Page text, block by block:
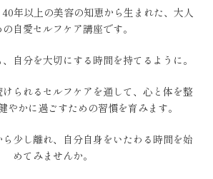
年以上の美容の知恵から生まれた、大人
自愛セルフケア講座です。
自分を大切にする時間を持てるように。
られるセルフケアを通して、心と体を整
やかに過ごすための習慣を育みます。
少し離れ、自分自身をいたわる時間を始
めてみませんか。